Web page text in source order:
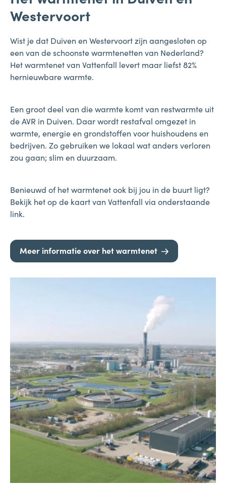
Westervoort
Wist je dat Duiven en Westervoort zijn aangesloten op
een van de schoonste warmtenetten van Nederland?
Het warmtenet van Vattenfall levert maar liefst 82%
hernieuwbare warmte.
Een groot deel van die warmte komt van restwarmte uit
de AVR in Duiven. Daar wordt restafval omgezet in
warmte, energie en grondstoffen voor huishoudens en
bedrijven. Zo gebruiken we lokaal wat anders verloren
zou gaan; slim en duurzaam.
Benieuwd of het warmtenet ook bij jou in de buurt ligt?
Bekijk het op de kaart van Vattenfall via onderstaande
link.
Meer informatie over het warmtenet